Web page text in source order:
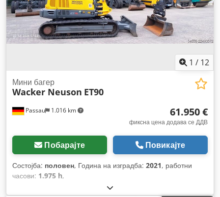
1 / 12
Passau 1.016 km
Мини багер
Wacker Neuson ET90
61.950 €
фиксна цена додава се ДДВ
Побарајте Повикајте
Состојба: половен, Година на изградба: 2021, работни
часови: 1.975 h,